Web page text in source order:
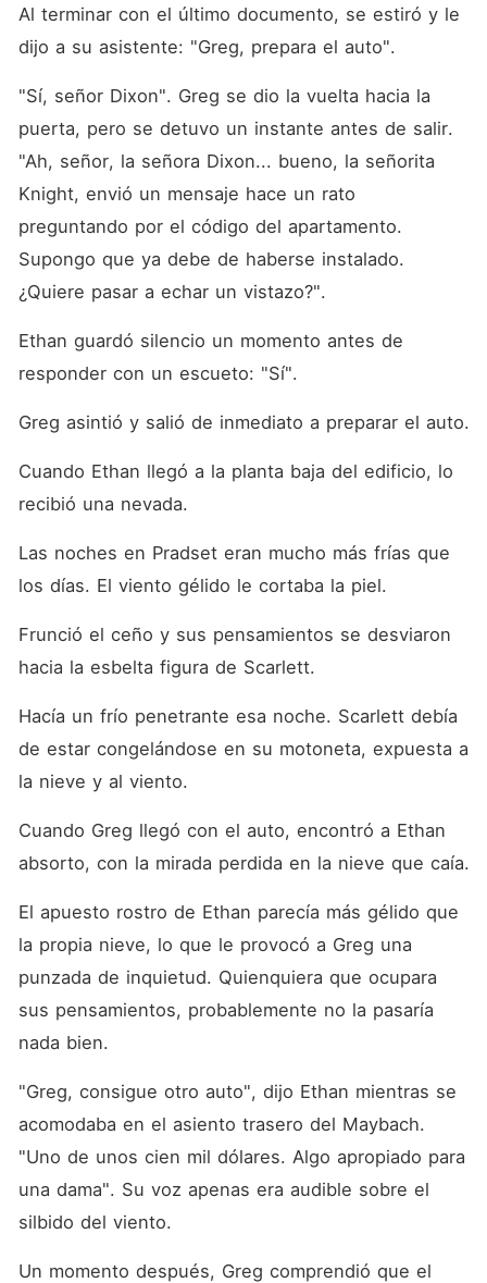
Al terminar con el último documento, se estiró y le
dijo a su asistente: "Greg, prepara el auto".
"Sí, señor Dixon". Greg se dio la vuelta hacia la
puerta, pero se detuvo un instante antes de salir.
"Ah, señor, la señora Dixon... bueno, la señorita
Knight, envió un mensaje hace un rato
preguntando por el código del apartamento.
Supongo que ya debe de haberse instalado.
¿Quiere pasar a echar un vistazo?".
Ethan guardó silencio un momento antes de
responder con un escueto: "Sí".
Cuando Ethan llegó a la planta baja del edificio, lo
recibió una nevada.
Las noches en Pradset eran mucho más frías que
los días. El viento gélido le cortaba la piel.
Frunció el ceño y sus pensamientos se desviaron
hacia la esbelta figura de Scarlett.
Hacía un frío penetrante esa noche. Scarlett debía
de estar congelándose en su motoneta, expuesta a
la nieve y al viento.
Cuando Greg llegó con el auto, encontró a Ethan
El apuesto rostro de Ethan parecía más gélido que
la propia nieve, lo que le provocó a Greg una
punzada de inquietud. Quienquiera que ocupara
sus pensamientos, probablemente no la pasaría
nada bien.
"Greg, consigue otro auto", dijo Ethan mientras se
acomodaba en el asiento trasero del Maybach.
"Uno de unos cien mil dólares. Algo apropiado para
una dama". Su voz apenas era audible sobre el
silbido del viento.
Un momento después, Greg comprendió que el